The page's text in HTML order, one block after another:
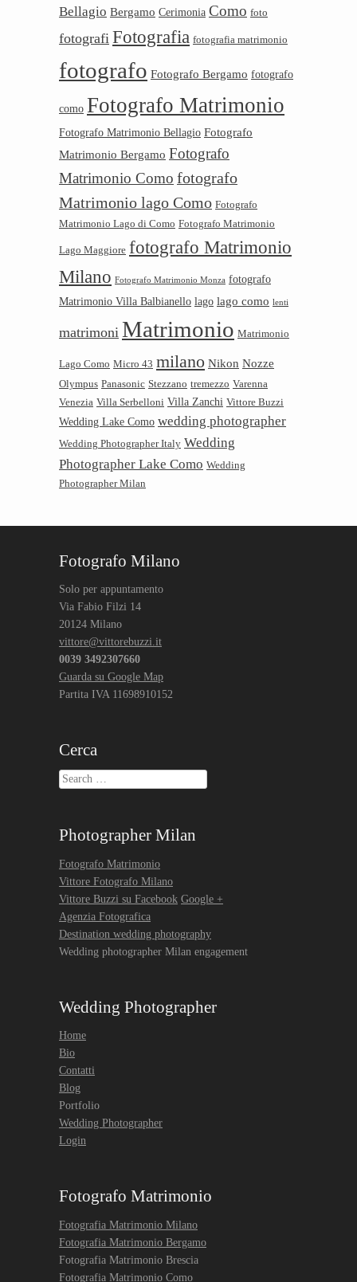
Bellagio Bergamo Cerimonia Como foto
fotografi Fotografia fotografia matrimonio
fotografo Fotografo Bergamo fotografo
como Fotografo Matrimonio
Fotografo Matrimonio Bellagio Fotografo
Matrimonio Bergamo Fotografo
Matrimonio Como fotografo
Matrimonio lago Como Fotografo
Matrimonio Lago di Como Fotografo Matrimonio
Lago Maggiore fotografo Matrimonio
Milano Fotografo Matrimonio Monza fotografo
Matrimonio Villa Balbianello lago lago como lenti
matrimoni Matrimonio Matrimonio
Lago Como Micro 43 milano Nikon Nozze
Olympus Panasonic Stezzano tremezzo Varenna
Venezia Villa Serbelloni Villa Zanchi Vittore Buzzi
Wedding Lake Como wedding photographer
Wedding Photographer Italy Wedding
Photographer Lake Como Wedding
Photographer Milan
Fotografo Milano
Solo per appuntamento
Via Fabio Filzi 14
20124 Milano
vittore@vittorebuzzi.it
0039 3492307660
Guarda su Google Map
Partita IVA 11698910152
Cerca
Search
Photographer Milan
Fotografo Matrimonio
Vittore Fotografo Milano
Vittore Buzzi su Facebook Google +
Agenzia Fotografica
Destination wedding photography
Wedding photographer Milan engagement
Wedding Photographer
Home
Bio
Contatti
Blog
Portfolio
Wedding Photographer
Login
Fotografo Matrimonio
Fotografia Matrimonio Milano
Fotografia Matrimonio Bergamo
Fotografia Matrimonio Brescia
Fotografia Matrimonio Como